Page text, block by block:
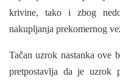
krivine, tako i zbog
nakupljanja prekomernog
Tačan uzrok nastanka ove
pretpostavlja da je uzrok